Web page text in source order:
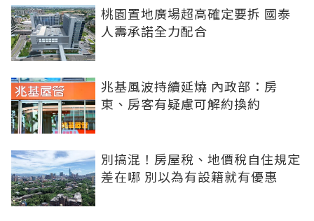
桃園置地廣場超高確定要拆 國泰
人壽承諾全力配合
兆基風波持續延燒 內政部：房
東、房客有疑慮可解約換約
別搞混！房屋稅、地價稅自住規定
差在哪 別以為有設籍就有優惠